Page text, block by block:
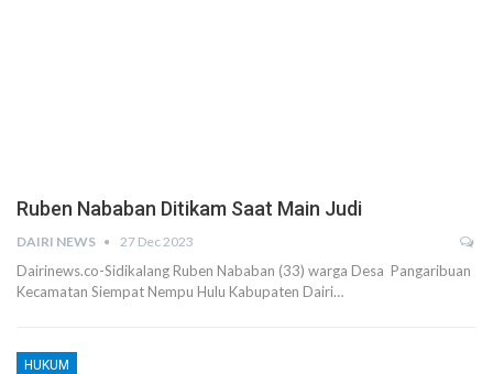
Ruben Nababan Ditikam Saat Main Judi
DAIRI NEWS 27 Dec 2023
Dairinews.co-Sidikalang Ruben Nababan (33) warga Desa Pangaribuan
Kecamatan Siempat Nempu Hulu Kabupaten Dairi…
HUKUM